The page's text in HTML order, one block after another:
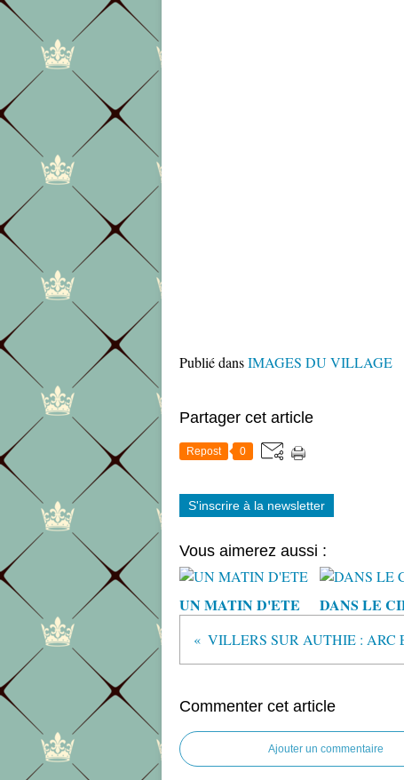
Publié dansIMAGES DU VILLAGE
Partager cet article
Repost 0
S'inscrire à la newsletter
Vous aimerez aussi :
UN MATIN D'ETE DANS LE
VILLERS SUR AUTHIE : ARC
Commenter cet article
Ajouter un commentaire